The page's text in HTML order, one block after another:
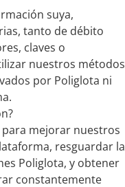
suya,
tanto de débito
claves o
nuestros métodos
por Poliglota ni
mejorar nuestros
resguardar la
Poliglota, y obtener
constantemente